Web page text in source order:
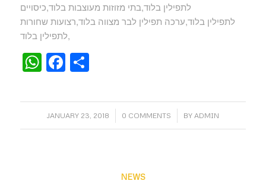
לתפילין בלוד,בתי מזוזות מעוצבות בלוד,כיסויים
לתפילין בלוד,ערכה תפילין לבר מצווה בלוד,רצועות שחורות
לתפילין בלוד,
WhatsApp
Facebook
Share
JANUARY 23, 2018
/ 0 COMMENTS
/ BY ADMIN
NEWS